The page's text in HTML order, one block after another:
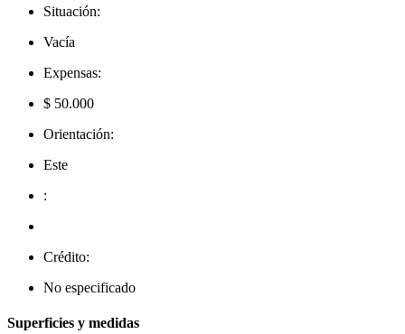
Situación:
Vacía
Expensas:
$ 50.000
Orientación:
Este
:
Crédito:
No especificado
Superficies y medidas